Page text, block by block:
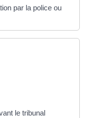
par la police ou
le tribunal